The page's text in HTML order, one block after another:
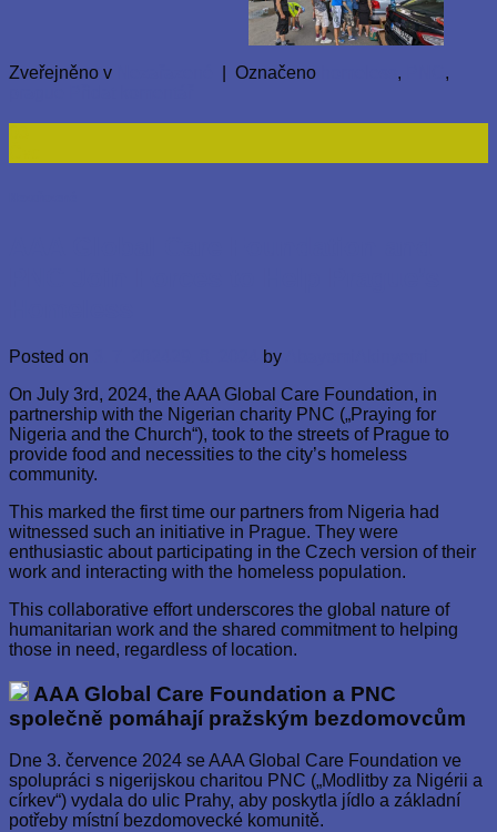
Zveřejněno v Označeno ,
,
Posted on by
On July 3rd, 2024, the AAA Global Care Foundation, in
partnership with the Nigerian charity PNC („Praying for
Nigeria and the Church“), took to the streets of Prague to
provide food and necessities to the city’s homeless
community.
This marked the first time our partners from Nigeria had
witnessed such an initiative in Prague. They were
enthusiastic about participating in the Czech version of their
work and interacting with the homeless population.
This collaborative effort underscores the global nature of
humanitarian work and the shared commitment to helping
those in need, regardless of location.
AAA Global Care Foundation a PNC
společně pomáhají pražským bezdomovcům
Dne 3. července 2024 se AAA Global Care Foundation ve
spolupráci s nigerijskou charitou PNC („Modlitby za Nigérii a
církev“) vydala do ulic Prahy, aby poskytla jídlo a základní
potřeby místní bezdomovecké komunitě.